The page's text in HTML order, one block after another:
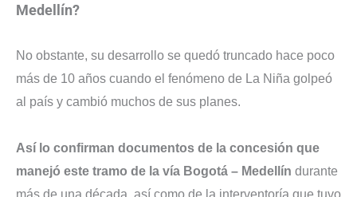
Medellín?
No obstante, su desarrollo se quedó truncado hace poco
más de 10 años cuando el fenómeno de La Niña golpeó
al país y cambió muchos de sus planes.
Así lo confirman documentos de la concesión que
manejó este tramo de la vía Bogotá – Medellín durante
más de una década, así como de la interventoría que tuvo